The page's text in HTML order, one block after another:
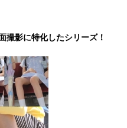
影に特化したシリーズ！